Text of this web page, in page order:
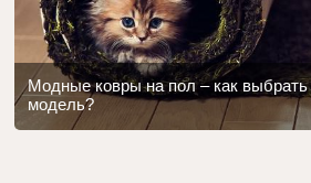
Модные ковры на пол – как
модель?